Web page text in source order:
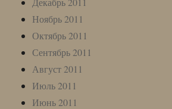
Ноябрь 2011
Октябрь 2011
Сентябрь 2011
Август 2011
Июль 2011
Июнь 2011